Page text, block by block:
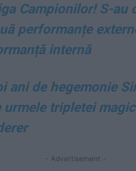
Campionilor! S-au
performanțe
internă
ani de hegemonie
urmele tripletei
- Advertisement -